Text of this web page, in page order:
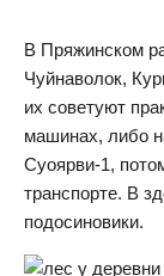
В Пряжинском
Чуйнаволок,
их советуют
машинах, либо
Суоярви-1,
транспорте. В
подосиновики.